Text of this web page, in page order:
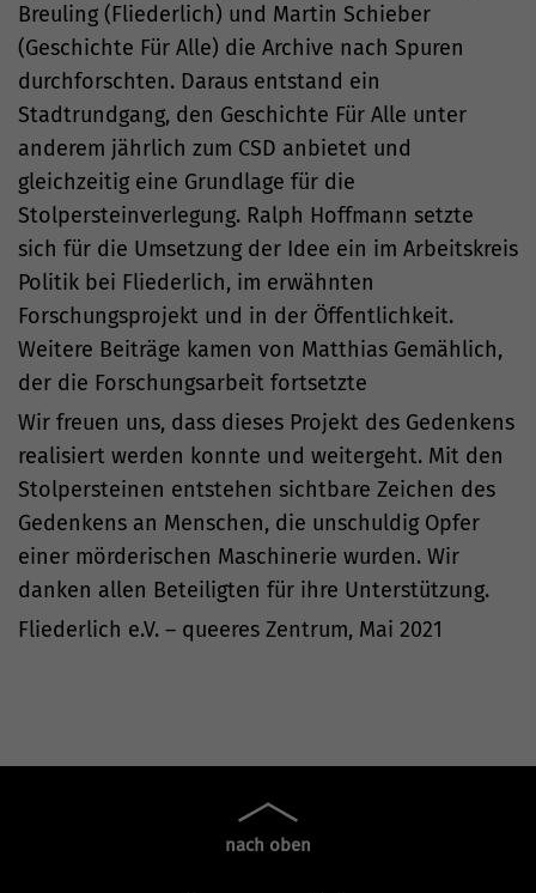
Breuling (Fliederlich) und Martin Schieber
(Geschichte Für Alle) die Archive nach Spuren
durchforschten. Daraus entstand ein
Stadtrundgang, den Geschichte Für Alle unter
anderem jährlich zum CSD anbietet und
gleichzeitig eine Grundlage für die
Stolpersteinverlegung. Ralph Hoffmann setzte
sich für die Umsetzung der Idee ein im Arbeitskreis
Politik bei Fliederlich, im erwähnten
Forschungsprojekt und in der Öffentlichkeit.
Weitere Beiträge kamen von Matthias Gemählich,
der die Forschungsarbeit fortsetzte
Wir freuen uns, dass dieses Projekt des Gedenkens
realisiert werden konnte und weitergeht. Mit den
Stolpersteinen entstehen sichtbare Zeichen des
Gedenkens an Menschen, die unschuldig Opfer
einer mörderischen Maschinerie wurden. Wir
danken allen Beteiligten für ihre Unterstützung.
Fliederlich e.V. – queeres Zentrum, Mai 2021
nach oben